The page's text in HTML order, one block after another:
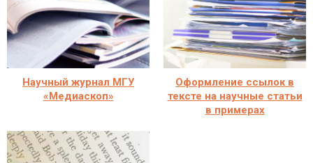
Научный журнал МГУ
«Медиаскоп»
Оформление ссылок в
тексте на научные статьи
в примерах